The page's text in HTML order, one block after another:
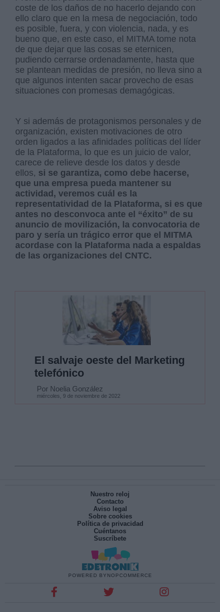
coste de los daños de no hacerlo dejando con
ello claro que en la mesa de negociación, todo
es posible, fuera, y con violencia, nada, y es
bueno que, en este caso, el MITMA tome nota
de que dejar que las cosas se eternicen,
pudiendo cerrarse ordenadamente, hasta que
se plantean medidas de presión, no lleva sino a
que algunos intenten sacar provecho de esas
situaciones con promesas demagógicas.
Y si además de protagonismos personales y de
organización, existen motivaciones de otro
orden ligados a las afinidades políticas del líder
de la Plataforma, lo que es un juicio de valor,
carece de relieve desde los datos y desde
ellos, si se garantiza, como debe hacerse,
que una empresa pueda mantener su
actividad, veremos cuál es la
representatividad de la Plataforma, si es que
antes no desconvoca ante el “éxito” de su
anuncio de movilización, la convocatoria de
paro y sería un trágico error que el MITMA
acordase con la Plataforma nada a espaldas
de las organizaciones del CNTC.
El salvaje oeste del Marketing
telefónico
Por Noelia González
miércoles, 9 de noviembre de 2022
Nuestro reloj
Contacto
Aviso legal
Sobre cookies
Política de privacidad
Cuéntanos
Suscríbete
POWERED BY NOPCOMMERCE